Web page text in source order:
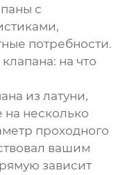
с
потребности.
на что
из латуни,
на несколько
проходного
вашим
зависит